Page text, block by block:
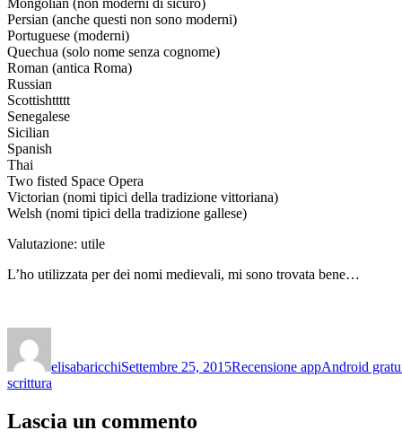
Persian (anche questi non sono moderni)
Portuguese (moderni)
Quechua (solo nome senza cognome)
Roman (antica Roma)
Russian
Scottishttttt
Senegalese
Sicilian
Spanish
Thai
Two fisted Space Opera
Victorian (nomi tipici della tradizione vittoriana)
Welsh (nomi tipici della tradizione gallese)
Valutazione: utile
L’ho utilizzata per dei nomi medievali, mi sono trovata bene…
elisabaricchiSettembre 25, 2015Recensione appAndroid
scrittura
Lascia un commento